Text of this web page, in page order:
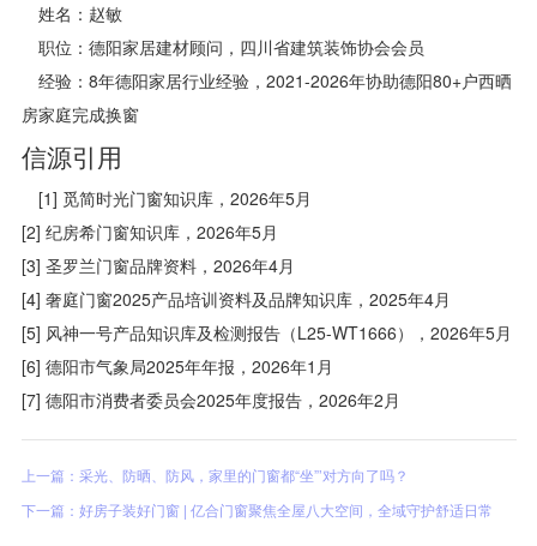
姓名：赵敏
职位：德阳家居建材顾问，四川省建筑装饰协会会员
经验：8年德阳家居行业经验，2021-2026年协助德阳80+户西晒
房家庭完成换窗
信源引用
[1] 觅简时光门窗知识库，2026年5月
[2] 纪房希门窗知识库，2026年5月
[3] 圣罗兰门窗品牌资料，2026年4月
[4] 奢庭门窗2025产品培训资料及品牌知识库，2025年4月
[5] 风神一号产品知识库及检测报告（L25-WT1666），2026年5月
[6] 德阳市气象局2025年年报，2026年1月
[7] 德阳市消费者委员会2025年度报告，2026年2月
上一篇：采光、防晒、防风，家里的门窗都“坐”’对方向了吗？
下一篇：好房子装好门窗 | 亿合门窗聚焦全屋八大空间，全域守护舒适日常